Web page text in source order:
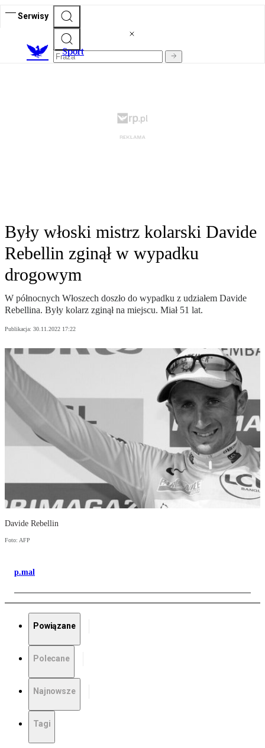
Serwisy
Sport
Były włoski mistrz kolarski Davide
Rebellin zginął w wypadku
drogowym
W północnych Włoszech doszło do wypadku z udziałem Davide
Rebellina. Były kolarz zginął na miejscu. Miał 51 lat.
Publikacja: 30.11.2022 17:22
Davide Rebellin
Foto: AFP
p.mal
Powiązane
Polecane
Najnowsze
Tagi